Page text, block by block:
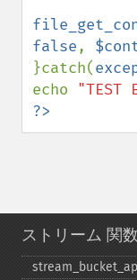
false,
}catch(
echo "TEST
?>
ストリーム 関数